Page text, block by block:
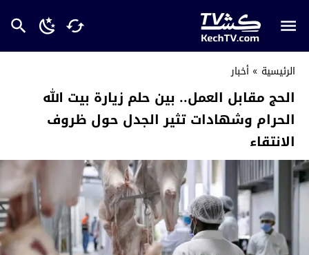
الرئيسية » أخبار
الحج مقابل العمل.. بين حلم زيارة بيت الله
الحرام وشهادات تثير الجدل حول ظروف
الانتقاء